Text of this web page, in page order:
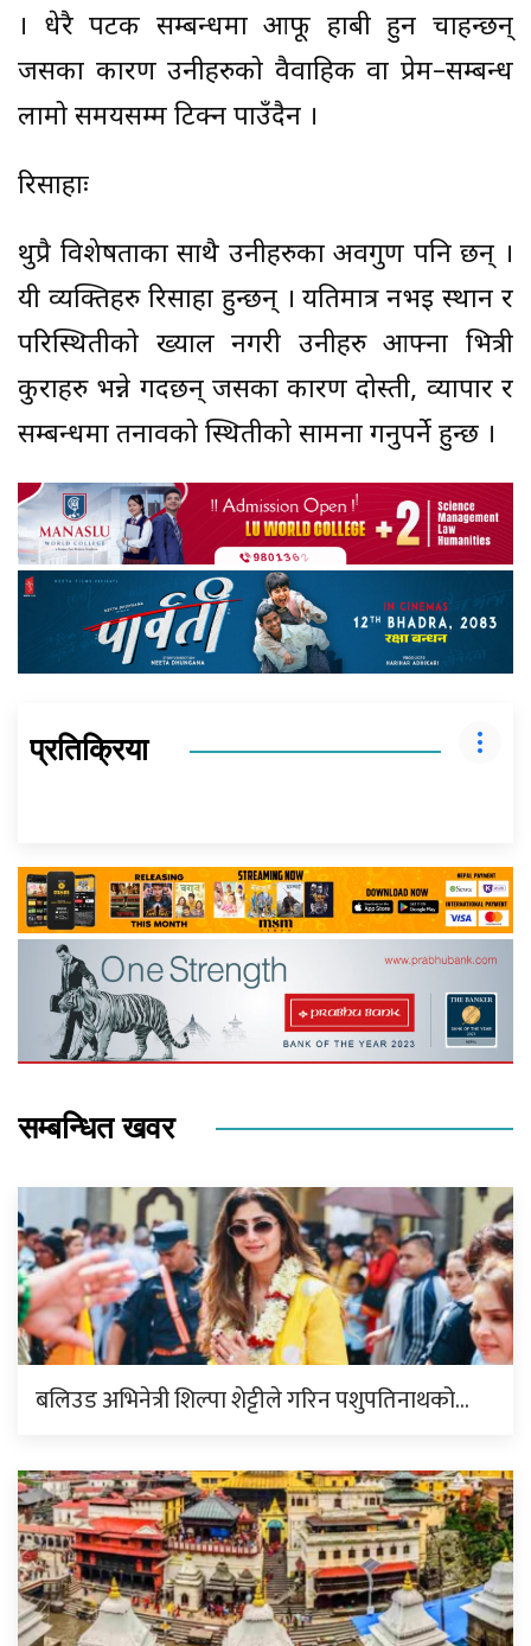
। धेरै पटक सम्बन्धमा आफू हाबी हुन चाहन्छन्
जसका कारण उनीहरुको वैवाहिक वा प्रेम–सम्बन्ध
लामो समयसम्म टिक्न पाउँदैन ।
रिसाहाः
थुप्रै विशेषताका साथै उनीहरुका अवगुण पनि छन् ।
यी व्यक्तिहरु रिसाहा हुन्छन् । यतिमात्र नभई स्थान र
परिस्थितीको ख्याल नगरी उनीहरु आफ्ना भित्री
कुराहरु भन्ने गर्दछन् जसका कारण दोस्ती, व्यापार र
सम्बन्धमा तनावको स्थितीको सामना गर्नुपर्ने हुन्छ ।
प्रतिक्रिया
सम्बन्धित खवर
बलिउड अभिनेत्री शिल्पा शेट्टीले गरिन पशुपतिनाथको…